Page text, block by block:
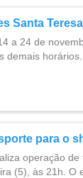
Santa
a 24 de
demais
para o
operação
(5), às 21h. O